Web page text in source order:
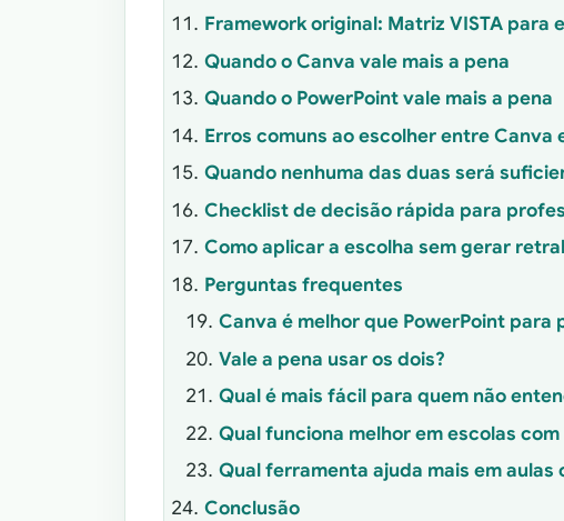
Framework original: Matriz VISTA para
Quando o Canva vale mais a pena
Quando o PowerPoint vale mais a pena
Erros comuns ao escolher entre Canva
Quando nenhuma das duas será
Checklist de decisão rápida para
Como aplicar a escolha sem gerar
Perguntas frequentes
Canva é melhor que PowerPoint para
Vale a pena usar os dois?
Qual é mais fácil para quem não
Qual funciona melhor em escolas
Qual ferramenta ajuda mais em aulas
Conclusão